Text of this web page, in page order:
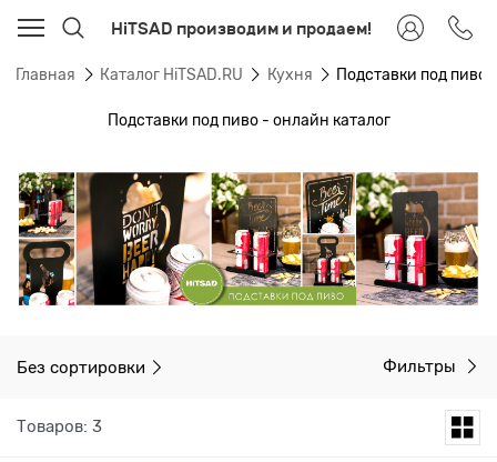
HiTSAD производим и продаем!
Главная Каталог HiTSAD.RU Кухня Подставки под пиво
Подставки под пиво - онлайн каталог
Без сортировки Фильтры
Товаров: 3